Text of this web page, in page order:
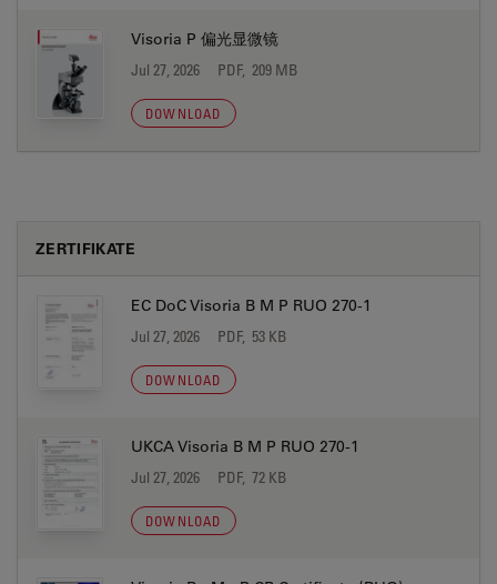
Visoria P 偏光显微镜
Jul 27, 2026 PDF, 209 MB
DOWNLOAD
ZERTIFIKATE
EC DoC Visoria B M P RUO 270-1
Jul 27, 2026 PDF, 53 KB
DOWNLOAD
UKCA Visoria B M P RUO 270-1
Jul 27, 2026 PDF, 72 KB
DOWNLOAD